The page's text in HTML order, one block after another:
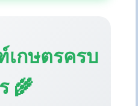
กษตรครบ
🌾